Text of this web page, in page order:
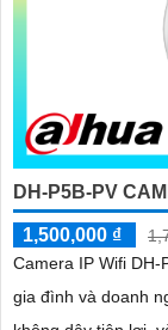
DH-P5B-PV
1,500,000 ₫
Camera IP Wifi DH-
gia đình và doanh nghiệp. Với độ phân giải cao